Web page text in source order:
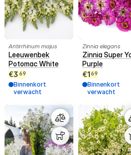
Antirrhinum majus
Leeuwenbek
Potomac White
€3 69
Binnenkort
verwacht
Zinnia elegans
Zinnia Super
Purple
€169
Binnenkort
verwacht